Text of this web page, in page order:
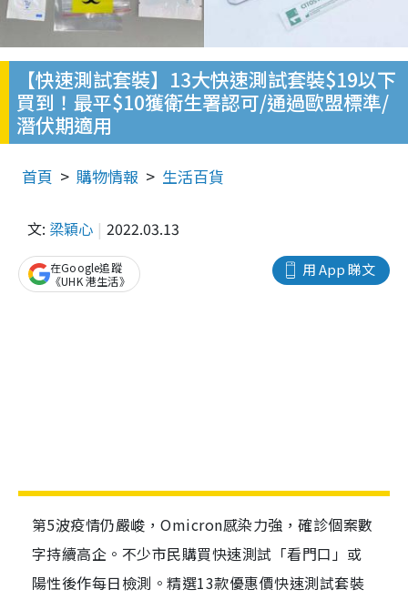
【快速測試套裝】13大快速測試套裝$19以下
買到！最平$10獲衛生署認可/通過歐盟標準/
潛伏期適用
首頁 購物情報 生活百貨
文: 梁穎心 2022.03.13
用 App 睇文
在Google追蹤
《UHK 港生活》
第5波疫情仍嚴峻，Omicron感染力強，確診個案數
字持續高企。不少市民購買快速測試「看門口」或
陽性後作每日檢測。精選13款優惠價快速測試套裝